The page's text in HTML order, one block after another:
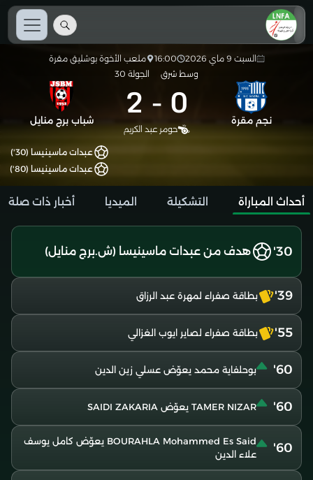
السبت 9 ماي 2026 16:00
ملعب الأخوة بوشليق مقرة
وسط شرق
الجولة 30
نجم مقرة 0
-
2
حومر عبد الكريم
شباب برج منايل
عبدات ماسينيسا (30')
عبدات ماسينيسا (80')
أحداث المباراة التشكيلة الميديا أخبار ذات صلة
30' هدف من عبدات ماسينيسا (ش.برج منايل)
39' بطاقة صفراء لمهرة عبد الرزاق
55' بطاقة صفراء لصاير ايوب الغزالي
60' بوحلفاية محمد يعوّض عسلي زين الدين
60' TAMER NIZAR يعوّض SAIDI ZAKARIA
60'
BOURAHLA Mohammed Es Said يعوّض كامل يوسف
علاء الدين